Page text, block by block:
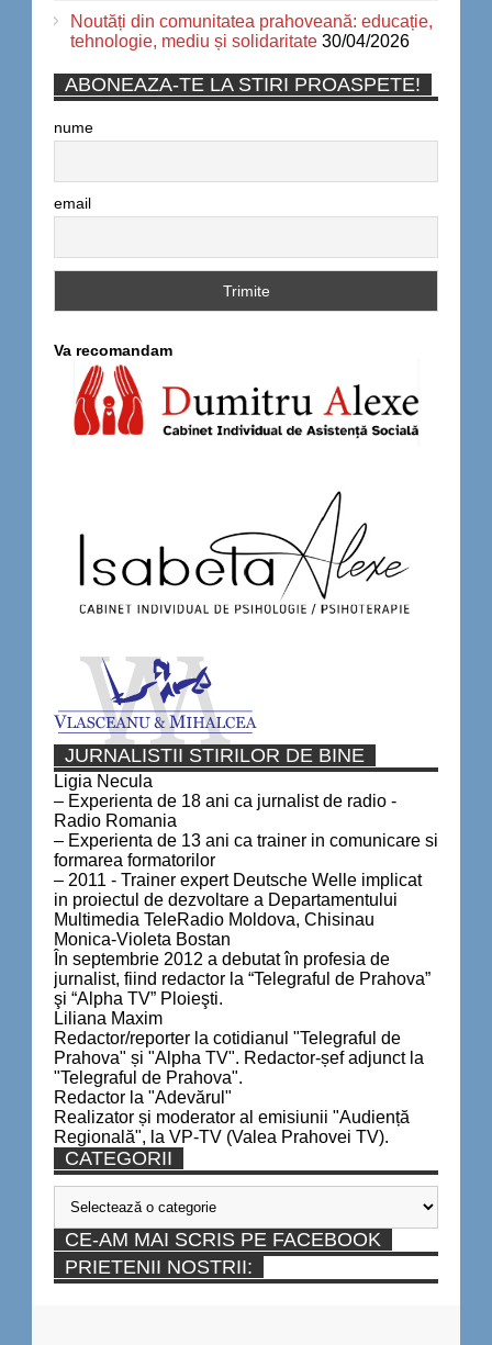
Noutăți din comunitatea prahoveană: educație,
tehnologie, mediu și solidaritate 30/04/2026
ABONEAZA-TE LA STIRI PROASPETE!
nume
email
Va recomandam
JURNALISTII STIRILOR DE BINE
Ligia Necula
– Experienta de 18 ani ca jurnalist de radio -
Radio Romania
– Experienta de 13 ani ca trainer in comunicare si
formarea formatorilor
– 2011 - Trainer expert Deutsche Welle implicat
in proiectul de dezvoltare a Departamentului
Multimedia TeleRadio Moldova, Chisinau
Monica-Violeta Bostan
În septembrie 2012 a debutat în profesia de
jurnalist, fiind redactor la “Telegraful de Prahova”
şi “Alpha TV” Ploieşti.
Liliana Maxim
Redactor/reporter la cotidianul "Telegraful de
Prahova" și "Alpha TV". Redactor-șef adjunct la
"Telegraful de Prahova".
Redactor la "Adevărul"
Realizator și moderator al emisiunii "Audiență
Regională", la VP-TV (Valea Prahovei TV).
CATEGORII
Categorii
CE-AM MAI SCRIS PE FACEBOOK
PRIETENII NOSTRII: